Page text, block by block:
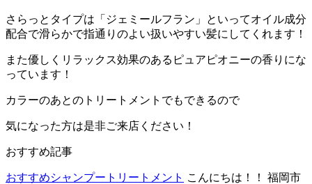
さらっとタイプは「ジェミールフラン」といってオイル成分
配合で滑らかで指通りのよい扱いやすい髪にしてくれます！
また優しくリラックス効果のあるピュアピオニーの香りにな
っています！
カラーのあとのトリートメントでもできるので
気になった方は是非ご来店ください！
おすすめ記事
おすすめシャンプートリートメント こんにちは！！ 福岡市